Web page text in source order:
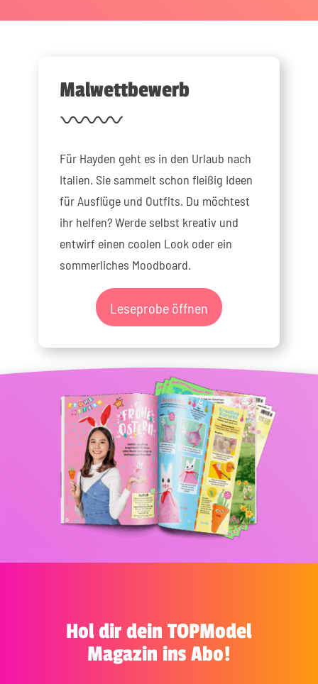
Malwettbewerb
Für Hayden geht es in den Urlaub nach
Italien. Sie sammelt schon fleißig Ideen
für Ausflüge und Outfits. Du möchtest
ihr helfen? Werde selbst kreativ und
entwirf einen coolen Look oder ein
sommerliches Moodboard.
Leseprobe öffnen
Hol dir dein TOPModel
Magazin ins Abo!